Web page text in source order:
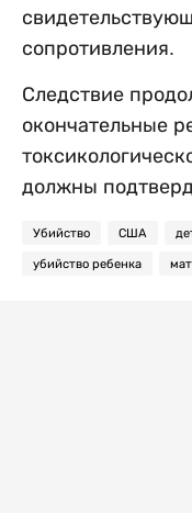
сопротивления.
Следствие
окончательные
должны
Убийство США
убийство ребенка